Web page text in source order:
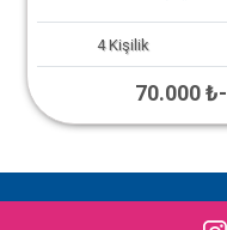
4 Kişilik
70.000 ₺-